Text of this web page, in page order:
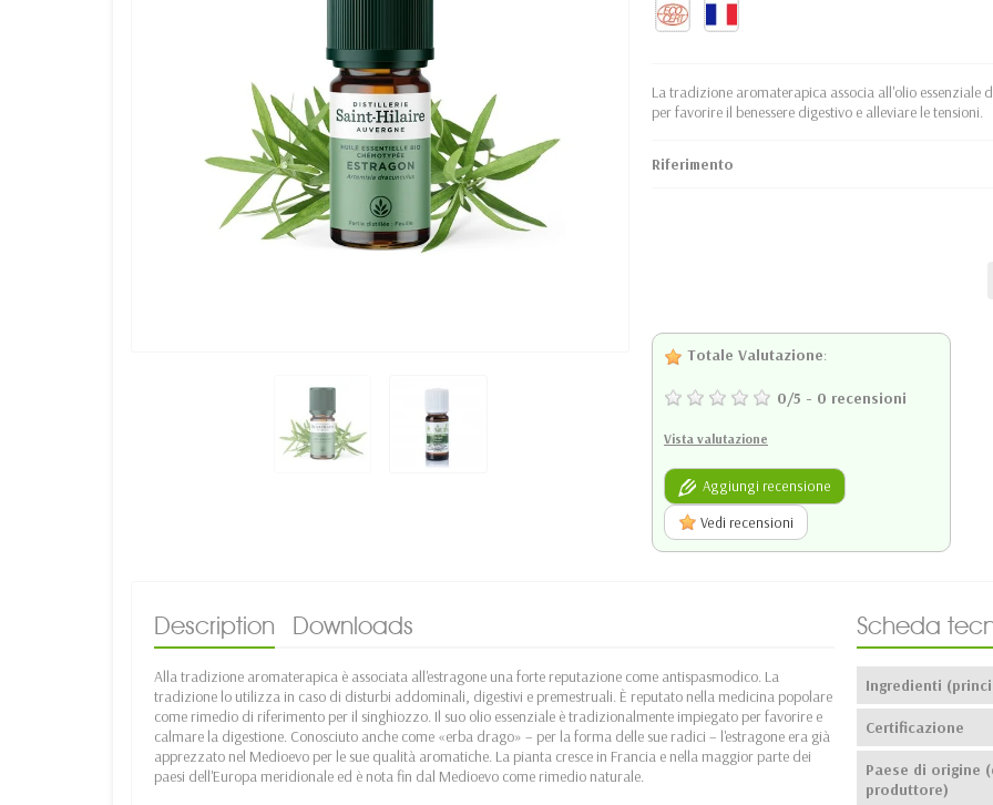
La tradizione aromaterapica associa all'olio
per favorire il benessere digestivo e alleviare le tensioni.
Riferimento
Totale Valutazione:
0/5 - 0 recensioni
Vista valutazione
Aggiungi recensione
Vedi recensioni
Description Downloads
Alla tradizione aromaterapica è associata all'estragone una forte reputazione come antispasmodico. La
tradizione lo utilizza in caso di disturbi addominali, digestivi e premestruali. È reputato nella medicina popolare
come rimedio di riferimento per il singhiozzo. Il suo olio essenziale è tradizionalmente impiegato per favorire e
calmare la digestione. Conosciuto anche come «erba drago» – per la forma delle sue radici – l'estragone era già
apprezzato nel Medioevo per le sue qualità aromatiche. La pianta cresce in Francia e nella maggior parte dei
paesi dell'Europa meridionale ed è nota fin dal Medioevo come rimedio naturale.
Scheda
Ingredienti
Certificazione
Paese di origine
produttore)